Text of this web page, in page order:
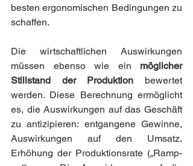
besten ergonomischen Bedingungen zu
schaffen.
Die wirtschaftlichen Auswirkungen
müssen ebenso wie ein möglicher
Stillstand der Produktion bewertet
werden. Diese Berechnung ermöglicht
es, die Auswirkungen auf das Geschäft
zu antizipieren: entgangene Gewinne,
Auswirkungen auf den Umsatz,
Erhöhung der Produktionsrate („Ramp-